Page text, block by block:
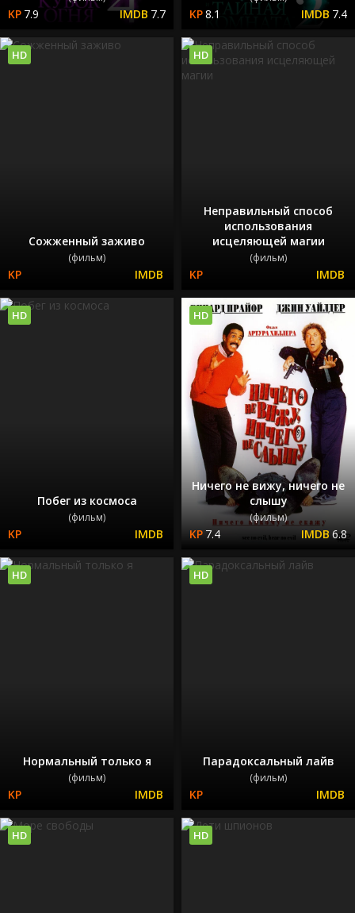
7.9 7.7 8.1 7.4
Сожженный заживо
(фильм)
HD
Неправильный способ
использования
исцеляющей магии
(фильм)
HD
Побег из космоса
(фильм)
HD
Ничего не вижу, ничего не
слышу
(фильм)
7.4 6.8
HD
Нормальный только я
(фильм)
HD
Парадоксальный лайв
(фильм)
HD
HD HD